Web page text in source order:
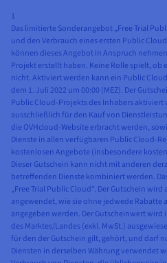
1
Das limitierte Sonderangebot „Free Trial
und den Verbrauch eines ersten Public
können dieses Angebot in Anspruch
Projekt erstellt haben. Keine Rolle spielt, ob
nicht. Aktiviert werden kann ein Public
dem 1. Juli 2022 um 00:00 (MEZ). Der
Public Cloud-Projekts des Inhabers aktiviert
ausschließlich für den Kauf von
die OVHcloud-Website erbracht werden,
Dienste in allen verfügbaren Public Cloud-
kostenlosen Angebote (insbesondere
Dieser Gutschein kann nicht mit anderen
betreffenden Dienste kombiniert werden.
„Free Trial Public Cloud“. Der Gutschein
angewendet, wie sie ohne jedwede Rabatte
angegeben werden. Der Gutscheinwert
des Marktes/Landes (exkl. MwSt.)
für den der Gutschein gilt, gehört, und darf
Diensten in derselben Währung verwendet